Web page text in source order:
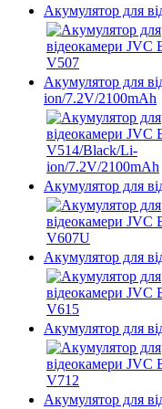
Акумулятор для
Акумулятор для
ion/7.2V/2100mAh
Акумулятор для
Акумулятор для
Акумулятор для
Акумулятор для